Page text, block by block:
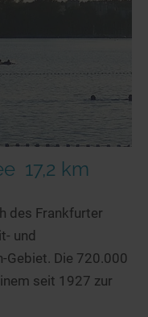
17,2 km
des Frankfurter
und
Gebiet. Die 720.000
seit 1927 zur